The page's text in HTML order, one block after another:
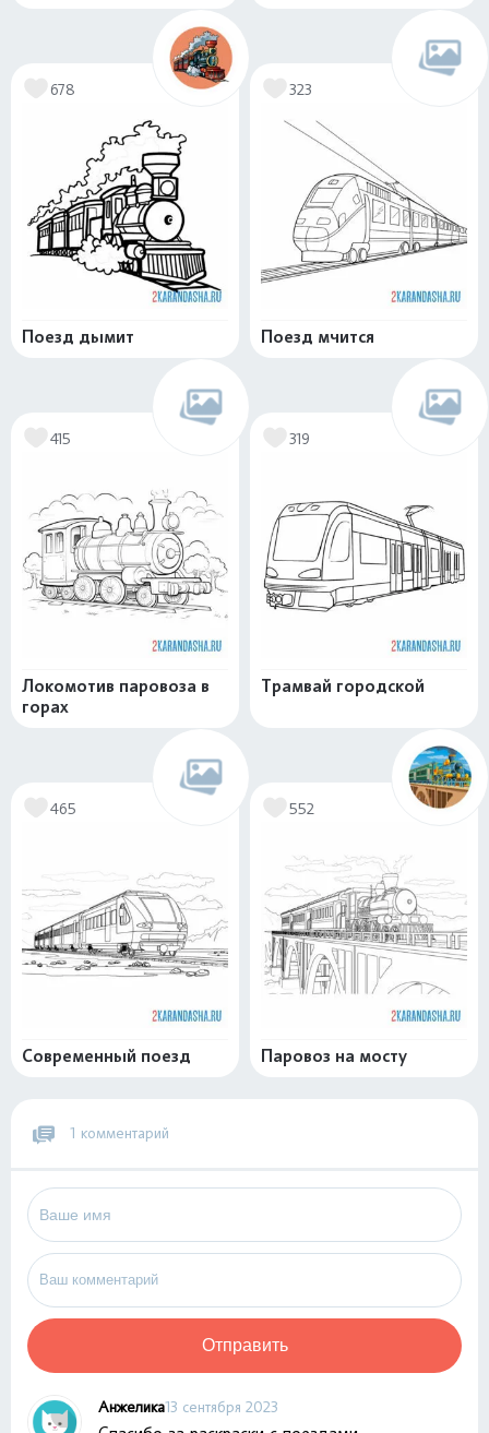
678
Поезд дымит
323
Поезд мчится
415
Локомотив паровоза в
горах
319
Трамвай городской
465
Современный поезд
552
Паровоз на мосту
1 комментарий
Отправить
Анжелика13 сентября 2023